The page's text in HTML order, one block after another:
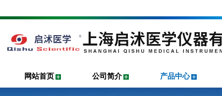
网站首页 公司简介 产品中心